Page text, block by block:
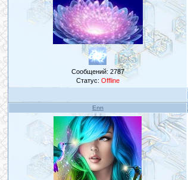
Сообщений: 2787
Статус: Offline
Enn